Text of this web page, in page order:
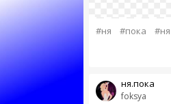
#ня #пока
foksya
ня.пока